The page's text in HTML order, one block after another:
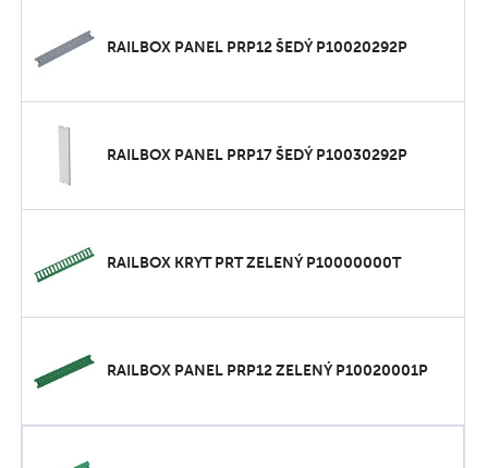
RAILBOX PANEL PRP12 ŠEDÝ P10020292P
RAILBOX PANEL PRP17 ŠEDÝ P10030292P
RAILBOX KRYT PRT ZELENÝ P10000000T
RAILBOX PANEL PRP12 ZELENÝ P10020001P